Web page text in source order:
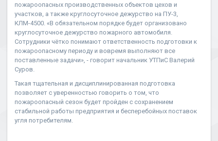
пожароопасных производственных объектов цехов и
участков, а также круглосуточное дежурство на ПУ-3,
КЛМ-4500. «В обязательном порядке будет организовано
круглосуточное дежурство пожарного автомобиля.
Сотрудники чётко понимают ответственность подготовки к
пожароопасному периоду и вовремя выполняют все
поставленные задачи», - говорит начальник УТПиС Валерий
Суров.
Такая тщательная и дисциплинированная подготовка
позволяет с уверенностью говорить о том, что
пожароопасный сезон будет пройден с сохранением
стабильной работы предприятия и бесперебойных поставок
угля потребителям.